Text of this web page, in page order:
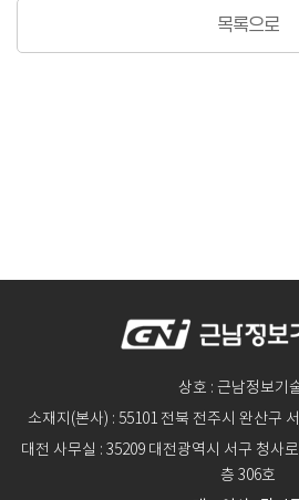
목록으로
상호 : 근남정보기
소재지(본사) : 55101 전북 전주시 완산구
대전 사무실 : 35209 대전광역시 서구 청사
층 306호